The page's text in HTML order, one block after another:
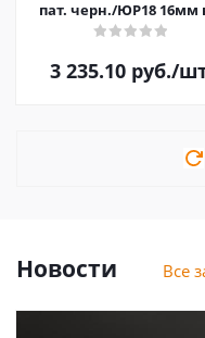
пат. черн./ЮР18 16мм
ПВХ ZB Белый вы-т 60
3 235.10руб./
Новости Все